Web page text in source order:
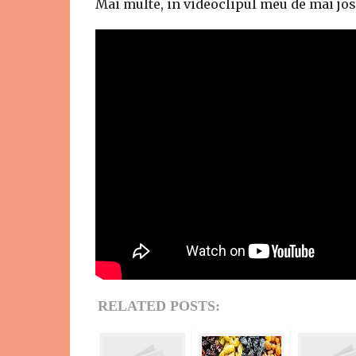
Mai multe, in videoclipul meu de mai
RELATED POSTS: